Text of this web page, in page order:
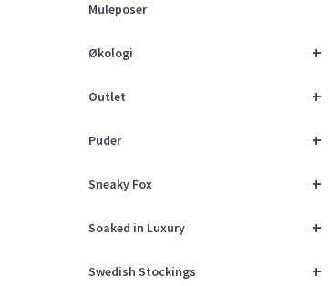
Muleposer
+
Økologi
+
Outlet
+
Puder
+
Sneaky Fox
+
Soaked in Luxury
+
Swedish Stockings